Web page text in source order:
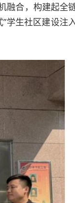
融合，构建起全
学生社区建设注